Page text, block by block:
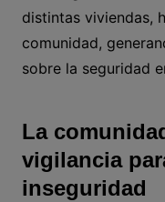
distintas viviendas,
comunidad,
sobre la seguridad
La
vigilancia
inseguridad